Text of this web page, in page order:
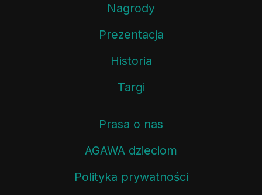
Nagrody
Prezentacja
Historia
Targi
Prasa o nas
AGAWA dzieciom
Polityka prywatności